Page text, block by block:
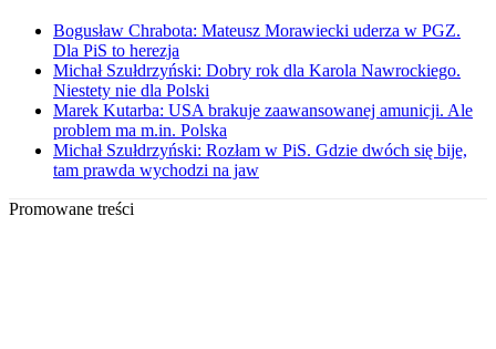
Bogusław Chrabota: Mateusz Morawiecki uderza w PGZ.
Dla PiS to herezja
Michał Szułdrzyński: Dobry rok dla Karola Nawrockiego.
Niestety nie dla Polski
Marek Kutarba: USA brakuje zaawansowanej amunicji. Ale
problem ma m.in. Polska
Michał Szułdrzyński: Rozłam w PiS. Gdzie dwóch się bije,
tam prawda wychodzi na jaw
Promowane treści